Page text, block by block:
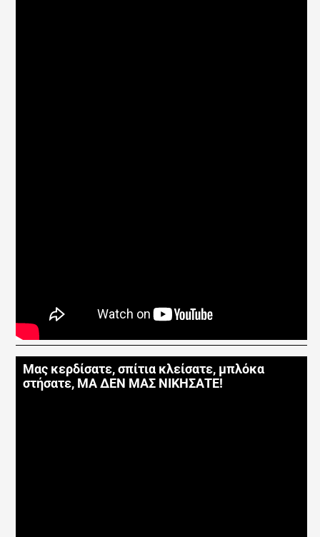
Μας κερδίσατε, σπίτια κλείσατε, μπλόκα
στήσατε, ΜΑ ΔΕΝ ΜΑΣ ΝΙΚΗΣΑΤΕ!